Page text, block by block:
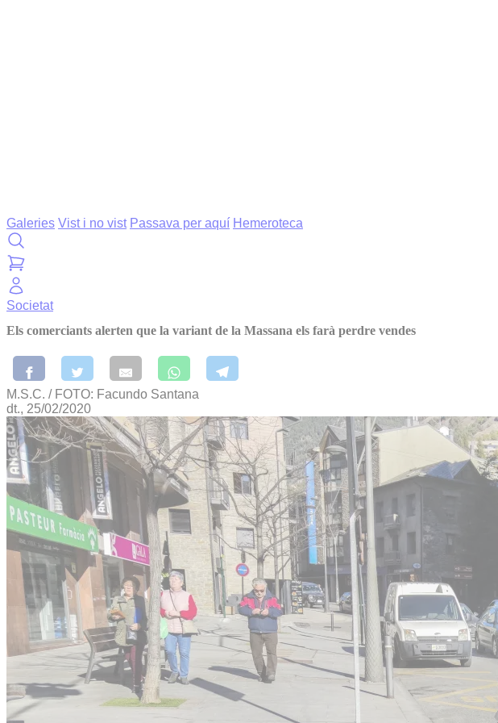
Galeries Vist i no vist Passava per aquí Hemeroteca
Societat
Els comerciants alerten que la variant de la Massana els farà perdre vendes
M.S.C. / FOTO: Facundo Santana
dt., 25/02/2020